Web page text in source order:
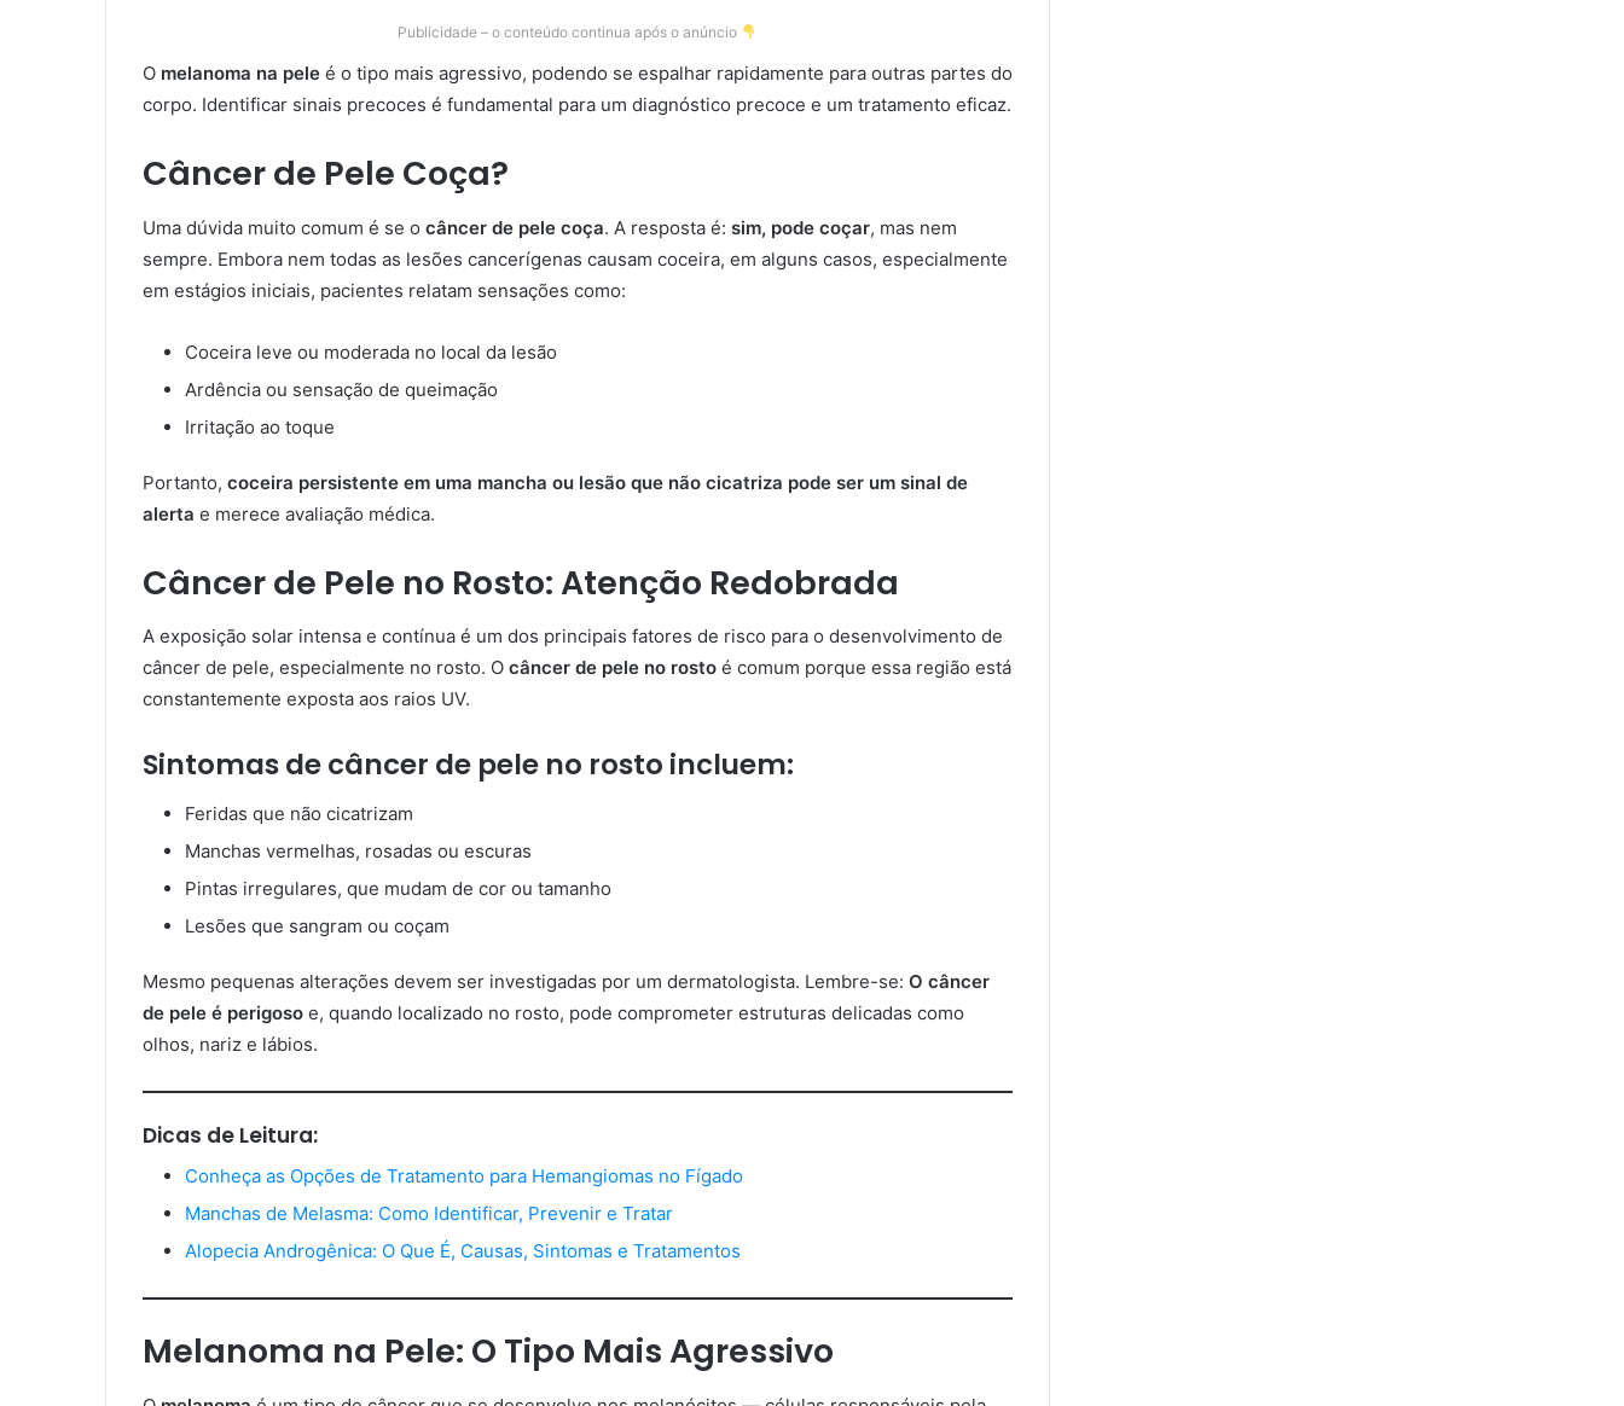
Publicidade – o conteúdo continua após o anúncio
O melanoma na pele é o tipo mais agressivo, podendo se espalhar rapidamente para outras partes do
corpo. Identificar sinais precoces é fundamental para um diagnóstico precoce e um tratamento eficaz.
Câncer de Pele Coça?
Uma dúvida muito comum é se o câncer de pele coça. A resposta é: sim, pode coçar, mas nem
sempre. Embora nem todas as lesões cancerígenas causam coceira, em alguns casos, especialmente
em estágios iniciais, pacientes relatam sensações como:
Coceira leve ou moderada no local da lesão
Ardência ou sensação de queimação
Irritação ao toque
Portanto, coceira persistente em uma mancha ou lesão que não cicatriza pode ser um sinal de
alerta e merece avaliação médica.
Câncer de Pele no Rosto: Atenção Redobrada
A exposição solar intensa e contínua é um dos principais fatores de risco para o desenvolvimento de
câncer de pele, especialmente no rosto. O câncer de pele no rosto é comum porque essa região está
constantemente exposta aos raios UV.
Sintomas de câncer de pele no rosto incluem:
Feridas que não cicatrizam
Manchas vermelhas, rosadas ou escuras
Pintas irregulares, que mudam de cor ou tamanho
Lesões que sangram ou coçam
Mesmo pequenas alterações devem ser investigadas por um dermatologista. Lembre-se: O câncer
de pele é perigoso e, quando localizado no rosto, pode comprometer estruturas delicadas como
olhos, nariz e lábios.
Dicas de Leitura:
Conheça as Opções de Tratamento para Hemangiomas no Fígado
Manchas de Melasma: Como Identificar, Prevenir e Tratar
Alopecia Androgênica: O Que É, Causas, Sintomas e Tratamentos
Melanoma na Pele: O Tipo Mais Agressivo